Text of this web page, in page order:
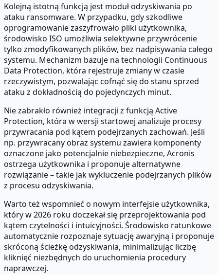
Kolejną istotną funkcją jest moduł odzyskiwania po
ataku ransomware. W przypadku, gdy szkodliwe
oprogramowanie zaszyfrowało pliki użytkownika,
środowisko ISO umożliwia selektywne przywrócenie
tylko zmodyfikowanych plików, bez nadpisywania całego
systemu. Mechanizm bazuje na technologii Continuous
Data Protection, która rejestruje zmiany w czasie
rzeczywistym, pozwalając cofnąć się do stanu sprzed
ataku z dokładnością do pojedynczych minut.
Nie zabrakło również integracji z funkcją Active
Protection, która w wersji startowej analizuje procesy
przywracania pod kątem podejrzanych zachowań. Jeśli
np. przywracany obraz systemu zawiera komponenty
oznaczone jako potencjalnie niebezpieczne, Acronis
ostrzega użytkownika i proponuje alternatywne
rozwiązanie – takie jak wykluczenie podejrzanych plików
z procesu odzyskiwania.
Warto też wspomnieć o nowym interfejsie użytkownika,
który w 2026 roku doczekał się przeprojektowania pod
kątem czytelności i intuicyjności. Środowisko ratunkowe
automatycznie rozpoznaje sytuację awaryjną i proponuje
skróconą ścieżkę odzyskiwania, minimalizując liczbę
kliknięć niezbędnych do uruchomienia procedury
naprawczej.